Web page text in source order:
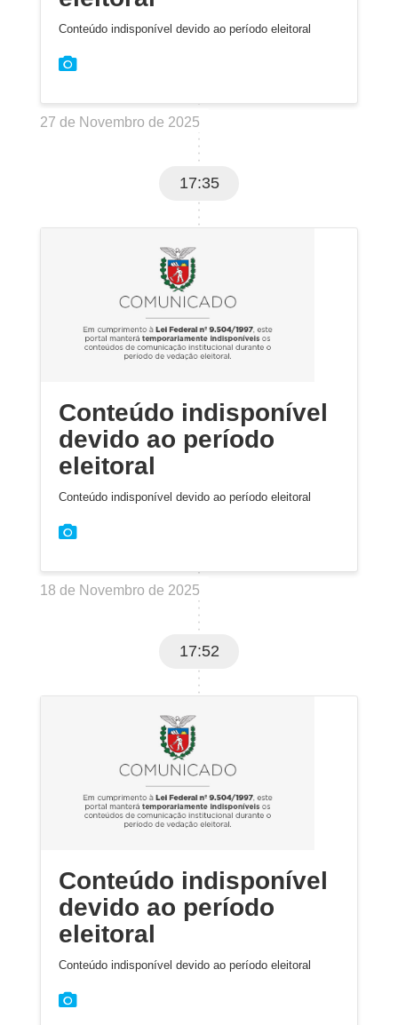
Conteúdo indisponível devido ao período eleitoral
27 de Novembro de 2025
17:35
Conteúdo indisponível
devido ao período
eleitoral
Conteúdo indisponível devido ao período eleitoral
18 de Novembro de 2025
17:52
Conteúdo indisponível
devido ao período
eleitoral
Conteúdo indisponível devido ao período eleitoral